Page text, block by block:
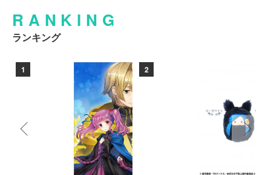
RANKING
ランキング
1 2